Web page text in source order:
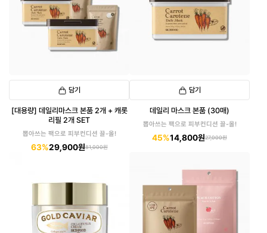
담기
[대용량] 데일리마스크 본품 2개 + 캐롯
리필 2개 SET
뽑아쓰는 팩으로 피부컨디션 끌-올!
63%29,900원81,000원
담기
데일리 마스크 본품 (30매)
뽑아쓰는 팩으로 피부컨디션 끌-올!
45%14,800원27,000원